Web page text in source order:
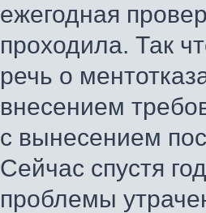
ежегодная
проходила. Так
речь о
внесением
с вынесением
Сейчас спустя
проблемы